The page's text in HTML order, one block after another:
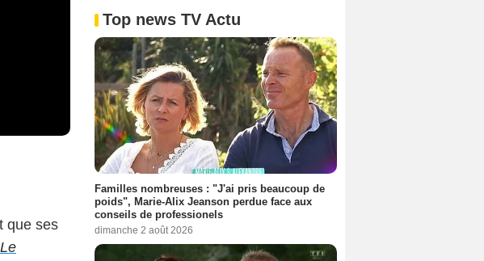
que ses
Le
Top news TV Actu
Familles nombreuses : "J'ai pris beaucoup de
poids", Marie-Alix Jeanson perdue face aux
conseils de professionels
dimanche 2 août 2026